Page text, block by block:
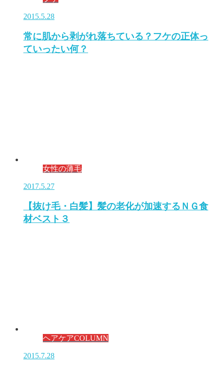
2015.5.28
常に肌から剥がれ落ちている？フケの正体っ
ていったい何？
女性の薄毛
2017.5.27
【抜け毛・白髪】髪の老化が加速するＮＧ食
材ベスト３
ヘアケアCOLUMN
2015.7.28